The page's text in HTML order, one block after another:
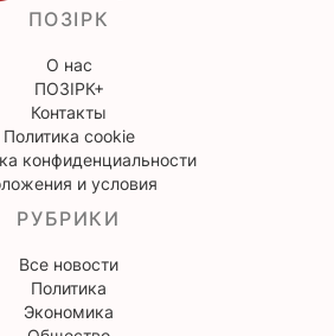
ПОЗІРК
О нас
ПОЗІРК+
Контакты
Политика cookie
конфиденциальности
и условия
РУБРИКИ
Все новости
Политика
Экономика